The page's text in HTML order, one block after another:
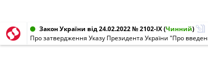
Закон України від 24.02.2022 № 2102-IX(Чинний)
Про затвердження Указу Президента України "Про